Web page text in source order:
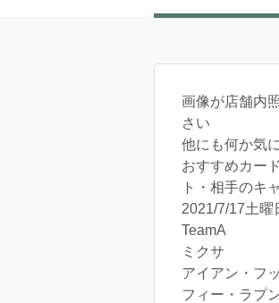
画像が店舗内
さい
他にも何か気
おすすめカー
ト・相手のキ
2021/7/17土曜
TeamA
ミクサ
アイアン・フ
フィー・ラプ